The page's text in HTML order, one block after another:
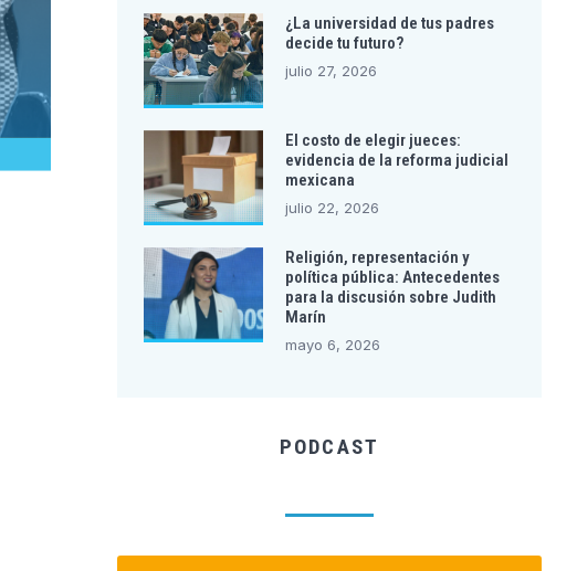
¿La universidad de tus padres
decide tu futuro?
julio 27, 2026
El costo de elegir jueces:
evidencia de la reforma judicial
mexicana
julio 22, 2026
Religión, representación y
política pública: Antecedentes
para la discusión sobre Judith
Marín
mayo 6, 2026
PODCAST